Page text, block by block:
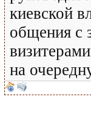
киевской
общения с
на